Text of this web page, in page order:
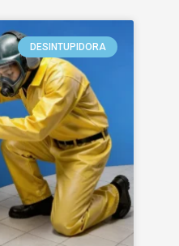
DESINTUPIDORA